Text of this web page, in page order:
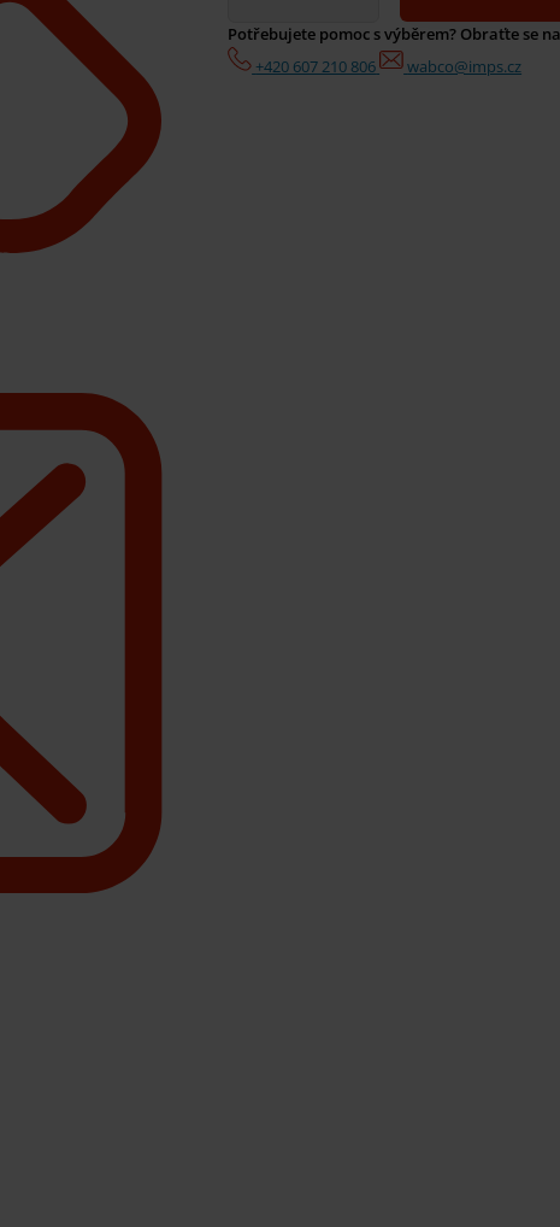
Potřebujete pomoc s výběrem? Obraťte se
+420 607 210 806
wabco@imps.cz